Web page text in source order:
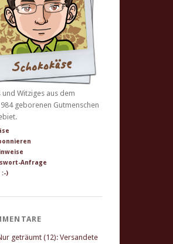
Witziges aus dem
geborenen Gutmenschen
Anfrage
:-)
geträumt (12): Versandete